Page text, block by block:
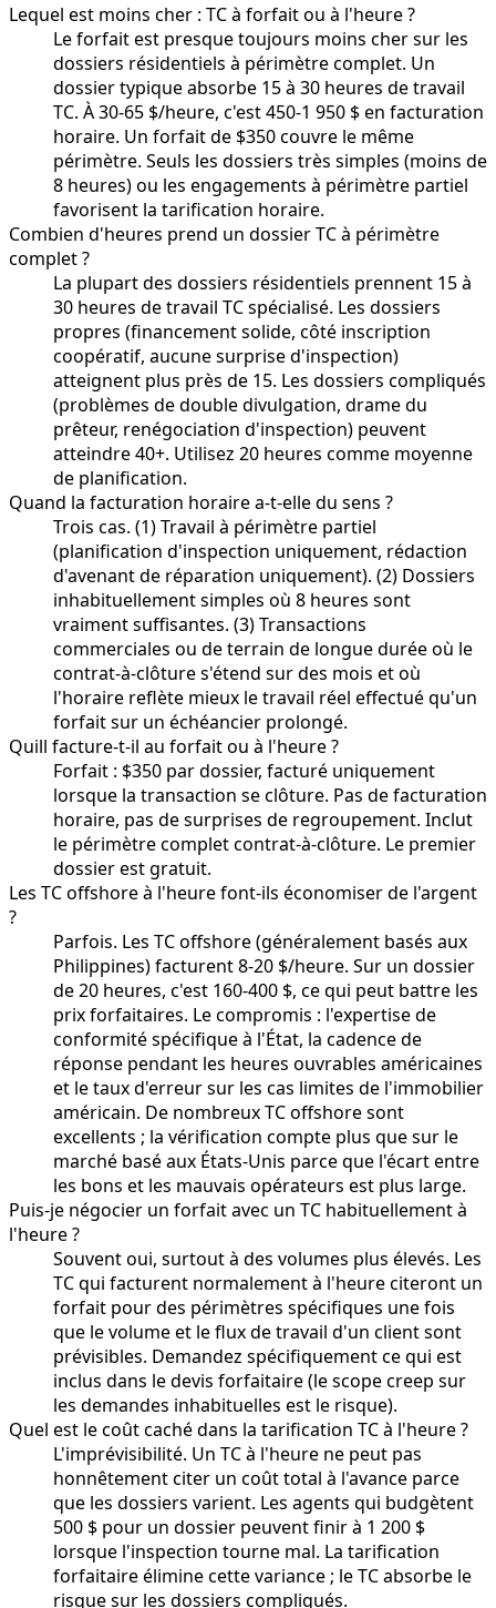
Lequel est moins cher : TC à forfait ou à l'heure ?
Le forfait est presque toujours moins cher sur les
dossiers résidentiels à périmètre complet. Un
dossier typique absorbe 15 à 30 heures de travail
TC. À 30-65 $/heure, c'est 450-1 950 $ en facturation
horaire. Un forfait de $350 couvre le même
périmètre. Seuls les dossiers très simples (moins de
8 heures) ou les engagements à périmètre partiel
favorisent la tarification horaire.
Combien d'heures prend un dossier TC à périmètre
complet ?
La plupart des dossiers résidentiels prennent 15 à
30 heures de travail TC spécialisé. Les dossiers
propres (financement solide, côté inscription
coopératif, aucune surprise d'inspection)
atteignent plus près de 15. Les dossiers compliqués
(problèmes de double divulgation, drame du
prêteur, renégociation d'inspection) peuvent
atteindre 40+. Utilisez 20 heures comme moyenne
de planification.
Quand la facturation horaire a-t-elle du sens ?
Trois cas. (1) Travail à périmètre partiel
(planification d'inspection uniquement, rédaction
d'avenant de réparation uniquement). (2) Dossiers
inhabituellement simples où 8 heures sont
vraiment suffisantes. (3) Transactions
commerciales ou de terrain de longue durée où le
contrat-à-clôture s'étend sur des mois et où
l'horaire reflète mieux le travail réel effectué qu'un
forfait sur un échéancier prolongé.
Quill facture-t-il au forfait ou à l'heure ?
Forfait : $350 par dossier, facturé uniquement
lorsque la transaction se clôture. Pas de facturation
horaire, pas de surprises de regroupement. Inclut
le périmètre complet contrat-à-clôture. Le premier
dossier est gratuit.
Les TC offshore à l'heure font-ils économiser de l'argent
?
Parfois. Les TC offshore (généralement basés aux
Philippines) facturent 8-20 $/heure. Sur un dossier
de 20 heures, c'est 160-400 $, ce qui peut battre les
prix forfaitaires. Le compromis : l'expertise de
conformité spécifique à l'État, la cadence de
réponse pendant les heures ouvrables américaines
et le taux d'erreur sur les cas limites de l'immobilier
américain. De nombreux TC offshore sont
excellents ; la vérification compte plus que sur le
marché basé aux États-Unis parce que l'écart entre
les bons et les mauvais opérateurs est plus large.
Puis-je négocier un forfait avec un TC habituellement à
l'heure ?
Souvent oui, surtout à des volumes plus élevés. Les
TC qui facturent normalement à l'heure citeront un
forfait pour des périmètres spécifiques une fois
que le volume et le flux de travail d'un client sont
prévisibles. Demandez spécifiquement ce qui est
inclus dans le devis forfaitaire (le scope creep sur
les demandes inhabituelles est le risque).
Quel est le coût caché dans la tarification TC à l'heure ?
L'imprévisibilité. Un TC à l'heure ne peut pas
honnêtement citer un coût total à l'avance parce
que les dossiers varient. Les agents qui budgètent
500 $ pour un dossier peuvent finir à 1 200 $
lorsque l'inspection tourne mal. La tarification
forfaitaire élimine cette variance ; le TC absorbe le
risque sur les dossiers compliqués.